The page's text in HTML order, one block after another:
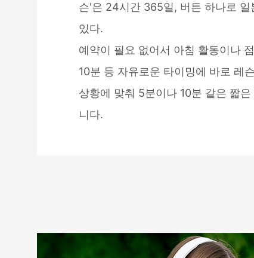
슨'은 24시간 365일, 버튼 하나로 일
있다.
예약이 필요 없어서 아침 활동이나
10분 등 자유로운 타이밍에 바로 레
상황에 맞춰 5분이나 10분 같은 짧
니다.